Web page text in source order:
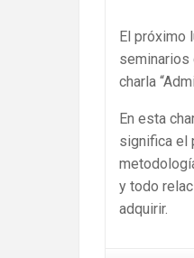
El próximo
seminarios
charla
En esta
significa el
y todo
adquirir.